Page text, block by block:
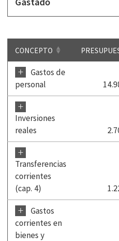
CONCEPTO
+
Gastos de
personal
+
Inversiones
reales
+
Transferencias
corrientes
(cap. 4)
+
Gastos
corrientes en
bienes y